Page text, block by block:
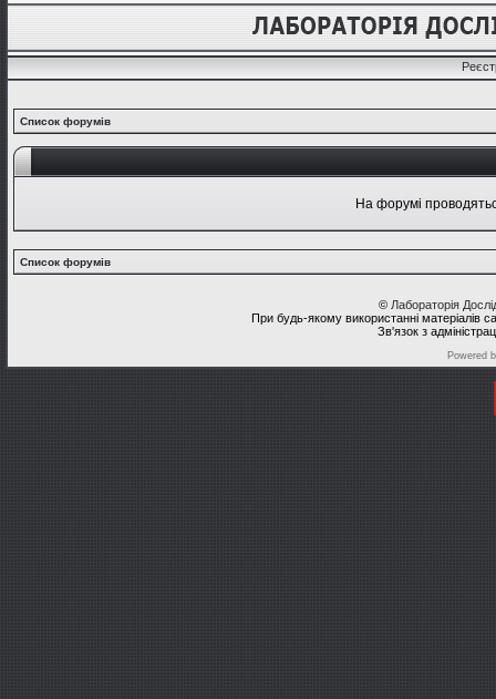
Список форумів
На форумі
Список форумів
© Лабораторія
При будь-якому використанні матеріалів
Зв'язок з
Powered